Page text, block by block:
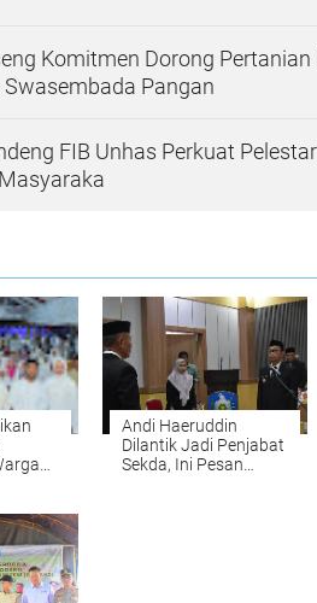
Komitmen Dorong Pertanian
Pangan
FIB Unhas Perkuat
Andi Haeruddin
Dilantik Jadi Penjabat
Sekda, Ini Pesan